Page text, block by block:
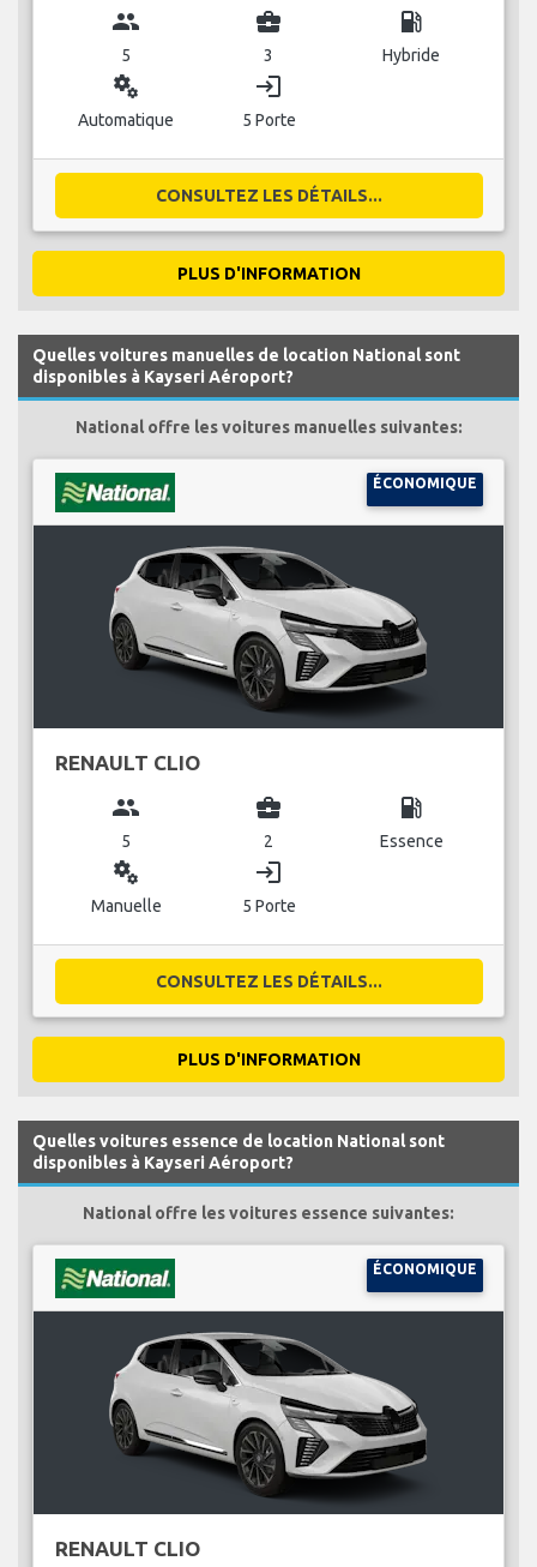
group
5
business_center
3
local_gas_station
Hybride
miscellaneous_services
Automatique
login
5 Porte
CONSULTEZ LES DÉTAILS...
PLUS D'INFORMATION
Quelles voitures manuelles de location National sont
disponibles à Kayseri Aéroport?
National offre les voitures manuelles suivantes:
ÉCONOMIQUE
RENAULT CLIO
group
5
business_center
2
local_gas_station
Essence
miscellaneous_services
Manuelle
login
5 Porte
CONSULTEZ LES DÉTAILS...
PLUS D'INFORMATION
Quelles voitures essence de location National sont
disponibles à Kayseri Aéroport?
National offre les voitures essence suivantes:
ÉCONOMIQUE
RENAULT CLIO